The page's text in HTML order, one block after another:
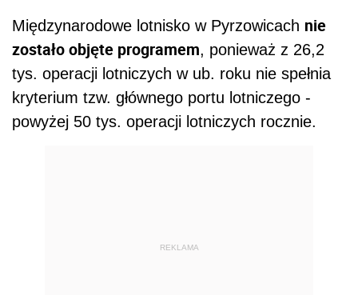
Międzynarodowe lotnisko w Pyrzowicach nie
zostało objęte programem, ponieważ z 26,2
tys. operacji lotniczych w ub. roku nie spełnia
kryterium tzw. głównego portu lotniczego -
powyżej 50 tys. operacji lotniczych rocznie.
REKLAMA